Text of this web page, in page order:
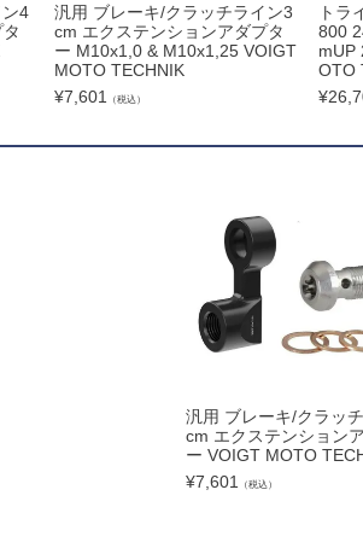
4
汎用 ブレーキ/クラッチライン3
cm エクステンションアダプタ
ー M10x1,0 & M10x1,25 VOIGT
MOTO TECHNIK
¥7,601 （税込）
トラ
800
mUP
OTO
¥
汎用 ブレーキ/クラッ
cm エクステンション
ー VOIGT MOTO
¥7,601 （税込）